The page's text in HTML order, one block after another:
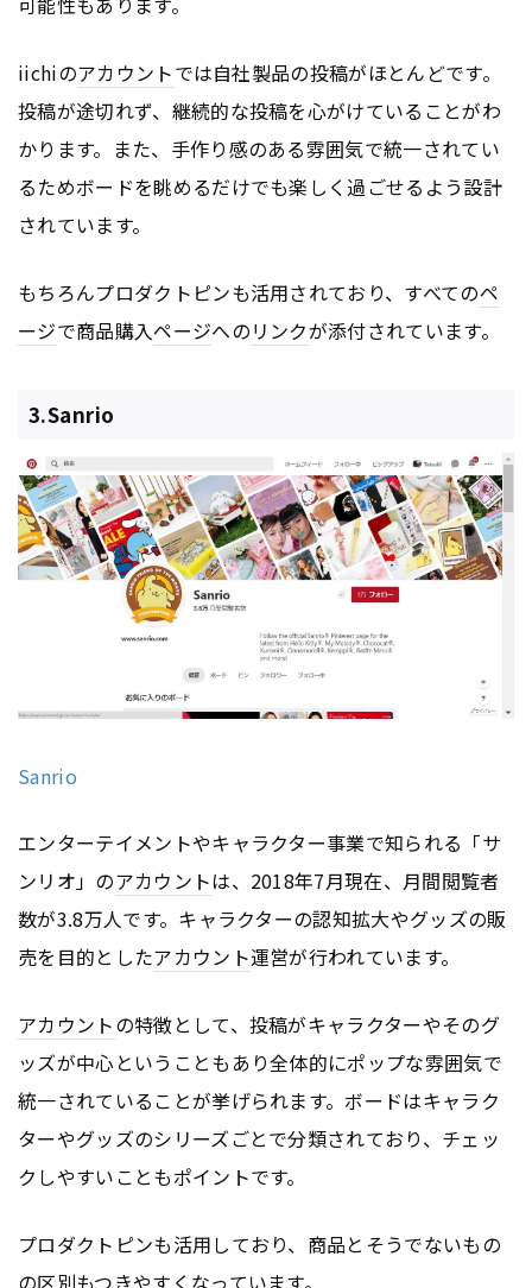
iichiのアカウントでは自社製品の投稿がほとんどです。
投稿が途切れず、継続的な投稿を心がけていることがわ
かります。また、手作り感のある雰囲気で統一されてい
るためボードを眺めるだけでも楽しく過ごせるよう設計
されています。
もちろんプロダクトピンも活用されており、すべてのペ
ージで商品購入ページへのリンクが添付されています。
3.Sanrio
Sanrio
エンターテイメントやキャラクター事業で知られる「サ
ンリオ」のアカウントは、2018年7月現在、月間閲覧者
数が3.8万人です。キャラクターの認知拡大やグッズの販
売を目的としたアカウント運営が行われています。
アカウントの特徴として、投稿がキャラクターやそのグ
ッズが中心ということもあり全体的にポップな雰囲気で
統一されていることが挙げられます。ボードはキャラク
ターやグッズのシリーズごとで分類されており、チェッ
クしやすいこともポイントです。
プロダクトピンも活用しており、商品とそうでないもの